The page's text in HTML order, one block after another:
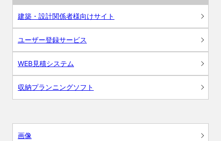
建築・設計関係者様向けサイト
ユーザー登録サービス
WEB見積システム
収納プランニングソフト
画像